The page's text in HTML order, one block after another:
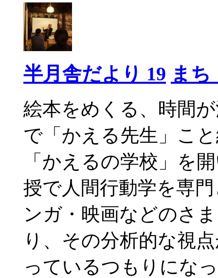
半月舎だより 19 まち
絵本をめくる、時間
で「かえる先生」こ
「かえるの学校」を
授で人間行動学を専
ンガ・映画などのさ
り、その分析的な視
っているつもりにな